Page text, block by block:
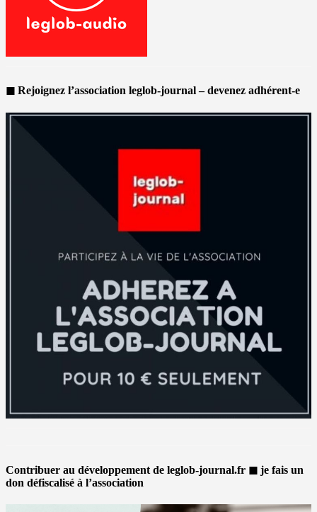
◼ Rejoignez l’association leglob-journal – devenez adhérent-e
Contribuer au développement de leglob-journal.fr ◼ je fais un
don défiscalisé à l’association